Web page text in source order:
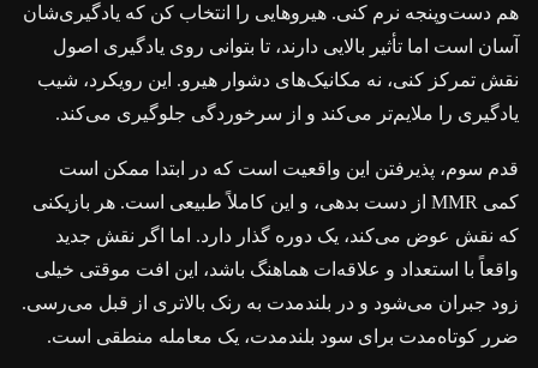
هم دست‌وپنجه نرم کنی. هیروهایی را انتخاب کن که یادگیری‌شان
آسان است اما تأثیر بالایی دارند، تا بتوانی روی یادگیری اصول
نقش تمرکز کنی، نه مکانیک‌های دشوار هیرو. این رویکرد، شیب
یادگیری را ملایم‌تر می‌کند و از سرخوردگی جلوگیری می‌کند.
قدم سوم، پذیرفتن این واقعیت است که در ابتدا ممکن است
کمی MMR از دست بدهی، و این کاملاً طبیعی است. هر بازیکنی
که نقش عوض می‌کند، یک دوره گذار دارد. اما اگر نقش جدید
واقعاً با استعداد و علاقه‌ات هماهنگ باشد، این افت موقتی خیلی
زود جبران می‌شود و در بلندمدت به رنک بالاتری از قبل می‌رسی.
ضرر کوتاه‌مدت برای سود بلندمدت، یک معامله منطقی است.